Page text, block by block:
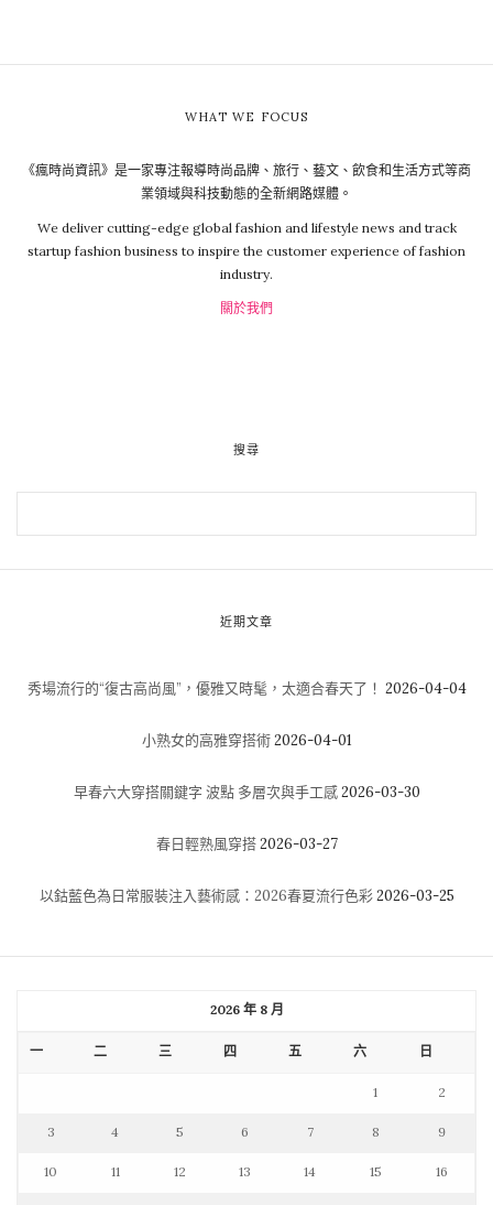
WHAT WE FOCUS
《瘋時尚資訊》是一家專注報導時尚品牌、旅行、藝文、飲食和生活方式等商
業領域與科技動態的全新網路媒體。
We deliver cutting-edge global fashion and lifestyle news and track
startup fashion business to inspire the customer experience of fashion
industry.
關於我們
搜尋
近期文章
秀場流行的“復古高尚風”，優雅又時髦，太適合春天了！ 2026-04-04
小熟女的高雅穿搭術 2026-04-01
早春六大穿搭關鍵字 波點 多層次與手工感 2026-03-30
春日輕熟風穿搭 2026-03-27
以鈷藍色為日常服裝注入藝術感：2026春夏流行色彩 2026-03-25
2026 年 8 月
一 二 三 四 五 六 日
1 2
3 4 5 6 7 8 9
10 11 12 13 14 15 16